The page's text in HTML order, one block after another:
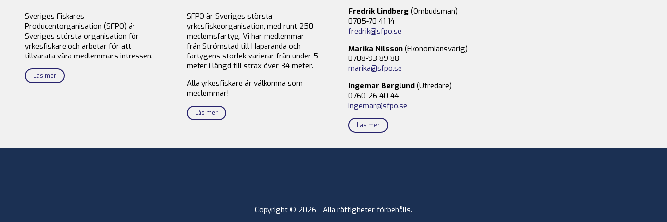
Sveriges Fiskares
Producentorganisation (SFPO) är
Sveriges största organisation för
yrkesfiskare och arbetar för att
tillvarata våra medlemmars intressen.
Läs mer
SFPO är Sveriges största
yrkesfiskeorganisation, med runt 250
medlemsfartyg. Vi har medlemmar
från Strömstad till Haparanda och
fartygens storlek varierar från under 5
meter i längd till strax över 34 meter.
Alla yrkesfiskare är välkomna som
medlemmar!
Läs mer
Fredrik Lindberg (Ombudsman)
0705-70 41 14
fredrik@sfpo.se
Marika Nilsson (Ekonomiansvarig)
0708-93 89 88
marika@sfpo.se
Ingemar Berglund (Utredare)
0760-26 40 44
ingemar@sfpo.se
Läs mer
Copyright © 2026 - Alla rättigheter förbehålls.